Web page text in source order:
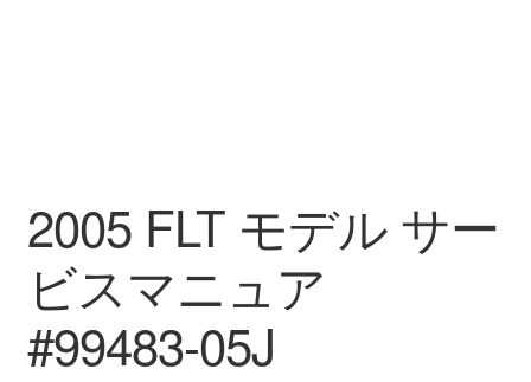
2005 FLT モデル サー
ビスマニュア
#99483-05J